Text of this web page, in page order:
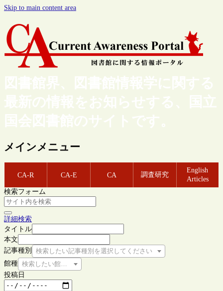
Skip to main content area
図書館界、図書館情報学に関する
最新の情報をお知らせする、国立
国会図書館のサイトです。
メインメニュー
CA-R CA-E CA 調査研究
English
Articles
検索フォーム
詳細検索
タイトル
本文
記事種別
検索したい記事種別を選択してください
館種 検索したい館種を選択してください
投稿日